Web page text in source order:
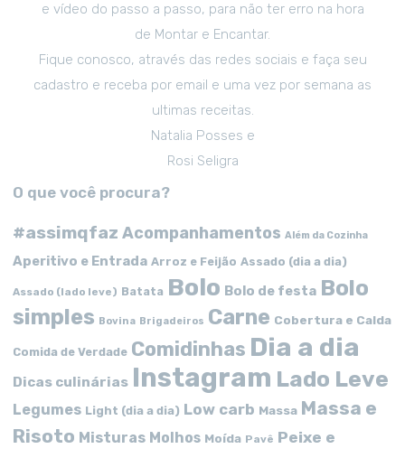
e vídeo do passo a passo, para não ter erro na hora
de Montar e Encantar.
Fique conosco, através das redes sociais e faça seu
cadastro e receba por email e uma vez por semana as
ultimas receitas.
Natalia Posses e
Rosi Seligra
O que você procura?
#assimqfaz Acompanhamentos Além da Cozinha
Aperitivo e Entrada Arroz e Feijão Assado (dia a dia)
Assado (lado leve) Batata Bolo Bolo de festa Bolo
simples
Bovina Brigadeiros Carne Cobertura e Calda
Comida de Verdade Comidinhas Dia a dia
Dicas culinárias Instagram Lado Leve
Legumes Light (dia a dia) Low carb Massa Massa e
Risoto Misturas Molhos Moída Pavê Peixe e